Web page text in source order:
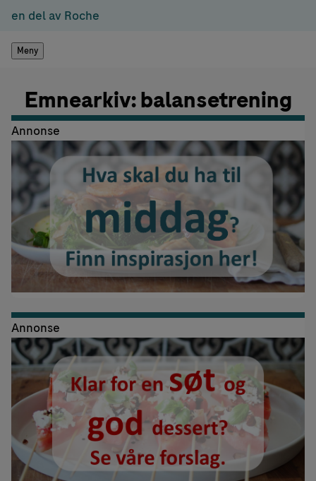
en del av Roche
Meny
Emnearkiv: balansetrening
Annonse
Annonse